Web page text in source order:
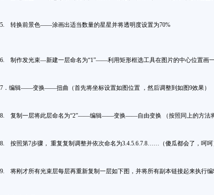
5. 转换前景色——涂画出适当数量的星星并将透明度设置为70%
6. 制作发光束—新建一层命名为“1”——利用矩形框选工具在图片的中心位置画
7 ．编辑——变换——扭曲（首先将坐标设置如图位置 ，然后调整到如图9效果）
8. 复制一层将此层命名为“2”——编辑——变换——自由变换 （按照同上的方法将
8. 按照第7步骤， 重复复制调整并依次命名为3.4.5.6.7.8…… （傻瓜都会了，呵
9. 将刚才所有光束层每层再重新复制一层如下图，并将所有副本链接起来执行